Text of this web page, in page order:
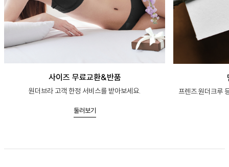
사이즈 무료교환&반품
원더브라 고객 한정 서비스를 받아보세요.
둘러보기
프렌즈.원더크루